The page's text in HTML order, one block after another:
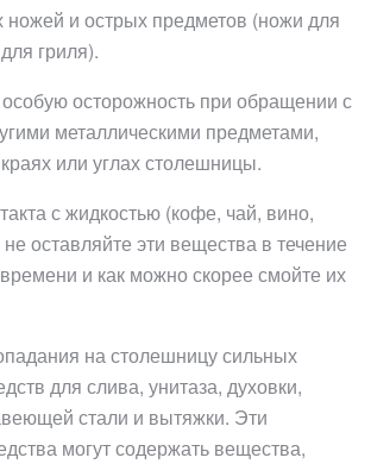
ножей и острых предметов (ножи для
гриля).
осторожность при обращении с
металлическими предметами,
или углах столешницы.
с жидкостью (кофе, чай, вино,
оставляйте эти вещества в течение
и как можно скорее смойте их
на столешницу сильных
для слива, унитаза, духовки,
стали и вытяжки. Эти
могут содержать вещества,